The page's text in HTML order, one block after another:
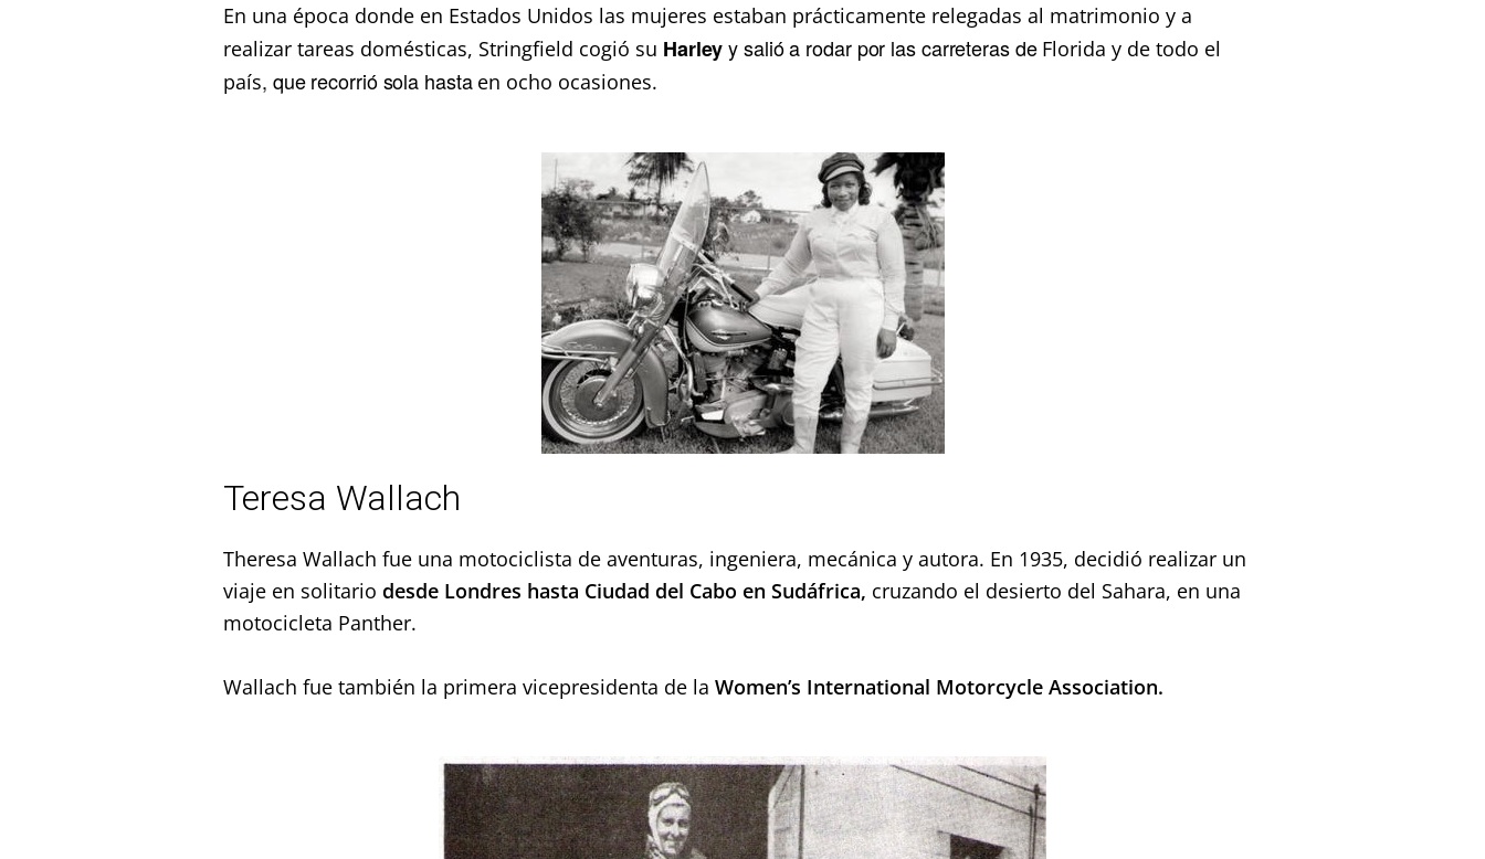
En una época donde en Estados Unidos las mujeres estaban prácticamente relegadas al matrimonio y a
realizar tareas domésticas, Stringfield cogió su Harleyy salió a rodar por las carreteras de Florida y de todo el
país, que recorrió sola hasta en ocho ocasiones.
Teresa Wallach
Theresa Wallach fue una motociclista de aventuras, ingeniera, mecánica y autora. En 1935, decidió realizar un
viaje en solitario desde Londres hasta Ciudad del Cabo en Sudáfrica, cruzando el desierto del Sahara, en una
motocicleta Panther.
Wallach fue también la primera vicepresidenta de laWomen’s International Motorcycle Association.